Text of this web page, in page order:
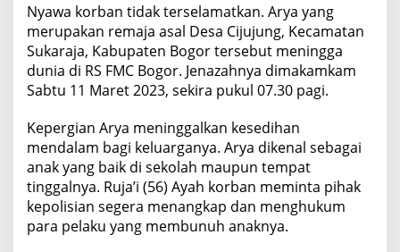
Nyawa korban tidak terselamatkan. Arya yang
merupakan remaja asal Desa Cijujung, Kecamatan
Sukaraja, Kabupaten Bogor tersebut meningga
dunia di RS FMC Bogor. Jenazahnya dimakamkam
Sabtu 11 Maret 2023, sekira pukul 07.30 pagi.
Kepergian Arya meninggalkan kesedihan
mendalam bagi keluarganya. Arya dikenal sebagai
anak yang baik di sekolah maupun tempat
tinggalnya. Ruja’i (56) Ayah korban meminta pihak
kepolisian segera menangkap dan menghukum
para pelaku yang membunuh anaknya.